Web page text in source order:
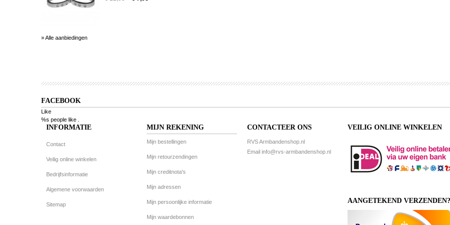
» Alle aanbiedingen
FACEBOOK
Like
%s people like
INFORMATIE
Contact
Veilig online winkelen
Bedrijfsinformatie
Algemene voorwaarden
Sitemap
MIJN REKENING
Mijn bestellingen
Mijn retourzendingen
Mijn creditnota's
Mijn adressen
Mijn persoonlijke informatie
Mijn waardebonnen
CONTACTEER ONS
RVS Armbandenshop.nl
Email info@rvs-armbandenshop.nl
VEILIG ONLINE WINKELEN
AANGETEKEND VERZENDEN?